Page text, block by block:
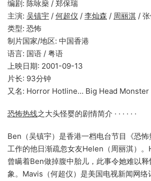
编剧: 陈咏燊 / 郑保瑞
主演: 吴镇宇 / 何超仪 / 李灿森 / 周丽淇 /
类型: 恐怖
制片国家/地区: 中国香港
语言: 国语 / 粤语
上映日期: 2001-09-13
片长: 93分钟
又名: Horror Hotline… Big Head Monster
恐怖热线之大头怪婴的剧情简介 · · · · · ·
Ben（吴镇宇）是香港一档电台节目《恐
工作的他日渐疏忽女友Helen（周丽淇）。
曾瞒着Ben做掉腹中胎儿，此事令她难以
象。Mavis（何超仪）是美国电视新闻网络